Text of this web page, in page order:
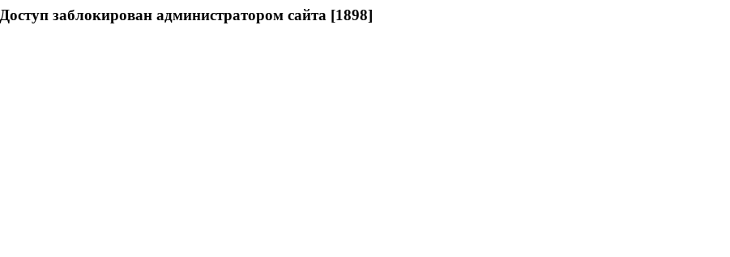
Доступ заблокирован администратором сайта [1898]